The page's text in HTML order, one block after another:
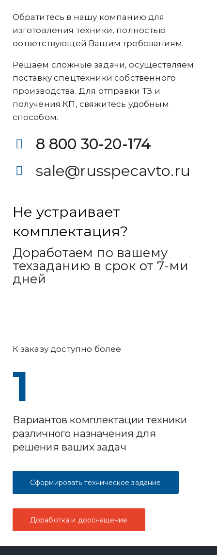
Обратитесь в нашу компанию для
изготовления техники, полностью
оответствующей Вашим требованиям.
Решаем сложные задачи, осуществляем
поставку спецтехники собственного
производства. Для отправки ТЗ и
получения КП, свяжитесь удобным
способом.
8 800 30-20-174
sale@russpecavto.ru
Не устраивает
комплектация?
Доработаем по вашему
техзаданию в срок от 7-ми
дней
К заказу доступно более
1
Вариантов комплектации техники
различного назначения для
решения ваших задач
Сформировать техническое задание
Доработка и дооснащение